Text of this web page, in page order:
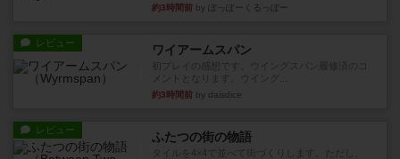
約3時間前 by ぽっぽーくるっぽー
レビュー ワイアームスパン
約3時間前 by daisdice
レビュー ふたつの街の物語
タイルを4×4で並べて街づくりします。ただし、